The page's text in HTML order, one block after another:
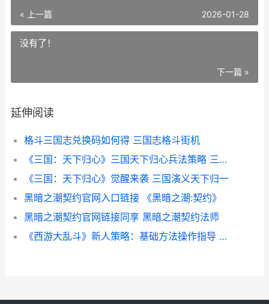
« 上一篇 2026-01-28
没有了！
下一篇 »
延伸阅读
格斗三国志兑换码如何得 三国志格斗街机
《三国：天下归心》三国天下归心兵法策略 三国天下归谁
《三国：天下归心》觉醒来袭 三国演义天下归一
黑暗之潮契约官网入口链接 《黑暗之潮:契约》
黑暗之潮契约官网链接同享 黑暗之潮契约法师
《西游大乱斗》新人策略：基础方法操作指导 西游大乱斗笔趣阁